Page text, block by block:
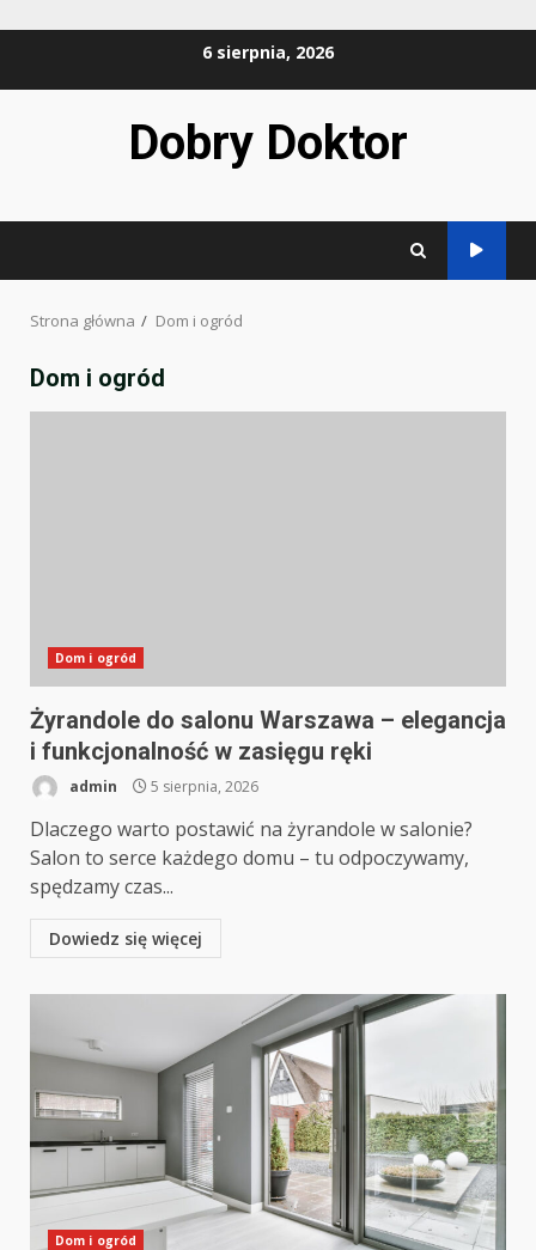
6 sierpnia, 2026
Dobry Doktor
Strona główna Dom i ogród
Dom i ogród
Dom i ogród
Żyrandole do salonu Warszawa – elegancja
i funkcjonalność w zasięgu ręki
admin 5 sierpnia, 2026
Dlaczego warto postawić na żyrandole w salonie?
Salon to serce każdego domu – tu odpoczywamy,
spędzamy czas...
Dowiedz się więcej
Dom i ogród